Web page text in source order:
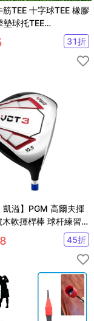
筋TEE 十字球TEE 橡膠
墊球托TEE
】
31折
凱溢】PGM 高爾夫揮
軟揮桿棒 球杆練習
真實球杆 高爾夫初學
45折